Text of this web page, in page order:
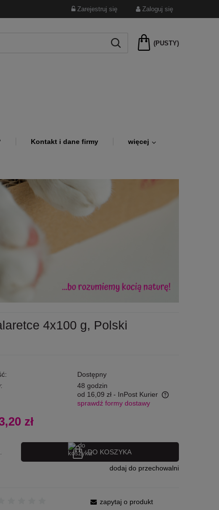
Zarejestruj się Zaloguj się
(PUSTY)
Kontakt i dane firmy więcej
4x100 g, Polski
Dostępny
48 godzin
od 16,09 zł - InPost Kurier
sprawdź formy dostawy
zł
DO KOSZYKA
dodaj do przechowalni
zapytaj o produkt